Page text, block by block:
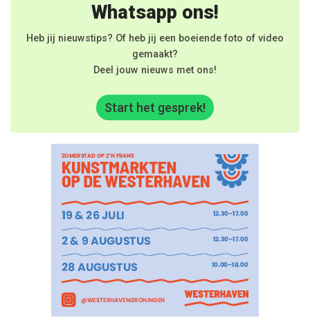
Whatsapp ons!
Heb jij nieuwstips? Of heb jij een boeiende foto of video
gemaakt?
Deel jouw nieuws met ons!
Start het gesprek!